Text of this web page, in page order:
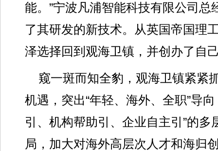
能。”宁波凡浦智能科技有限公司总
了其研发的新技术。从英国帝国理
泽选择回到观海卫镇，并创办了自
窥一斑而知全豹，观海卫镇紧紧
机遇，突出“年轻、海外、全职”导
引、机构帮助引、企业自主引”的多
局，加大对海外高层次人才和海归